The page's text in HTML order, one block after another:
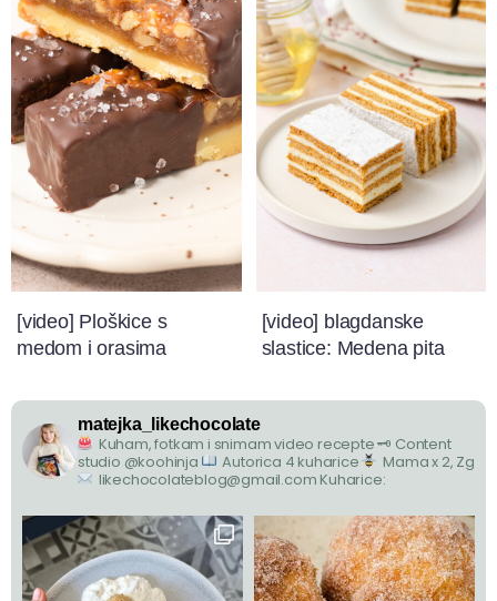
[video] Ploškice s
medom i orasima
[video] blagdanske
slastice: Medena pita
matejka_likechocolate
Kuham, fotkam i snimam video recepte🗝 Content
studio @koohinja
Autorica 4 kuharice
Mama x 2, Zg
likechocolateblog@gmail.com Kuharice: